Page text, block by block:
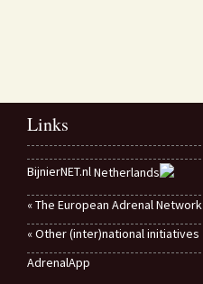
Links
BijnierNET.nl
The European Adrenal Network »
Other (inter)national initiatives »
AdrenalApp